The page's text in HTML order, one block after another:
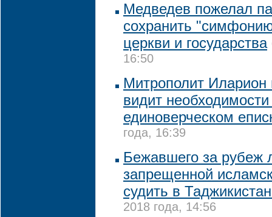
Медведев пожелал
сохранить
церкви и государства
16:50
Митрополит Иларион
видит
единоверческом
года, 16:39
Бежавшего за рубеж
запрещенной
судить в
2018 года, 14:56